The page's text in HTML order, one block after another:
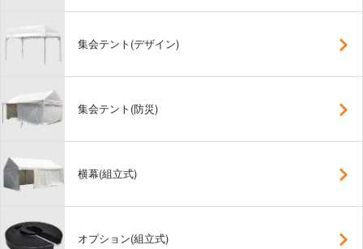
集会テント(デザイン)
集会テント(防災)
横幕(組立式)
オプション(組立式)